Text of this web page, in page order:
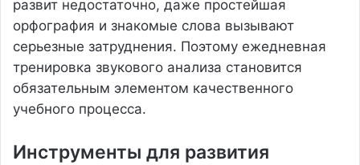
развит недостаточно, даже простейшая
орфография и знакомые слова вызывают
серьезные затруднения. Поэтому ежедневная
тренировка звукового анализа становится
обязательным элементом качественного
учебного процесса.
Инструменты для развития